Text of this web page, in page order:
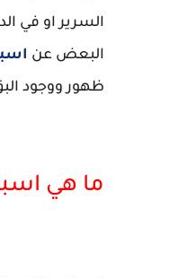
السرير او في
البعض عن
ظهور ووجود
ما هي